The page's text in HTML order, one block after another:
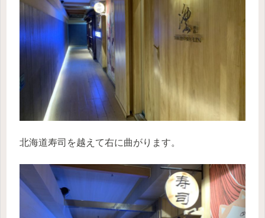
北海道寿司を越えて右に曲がります。